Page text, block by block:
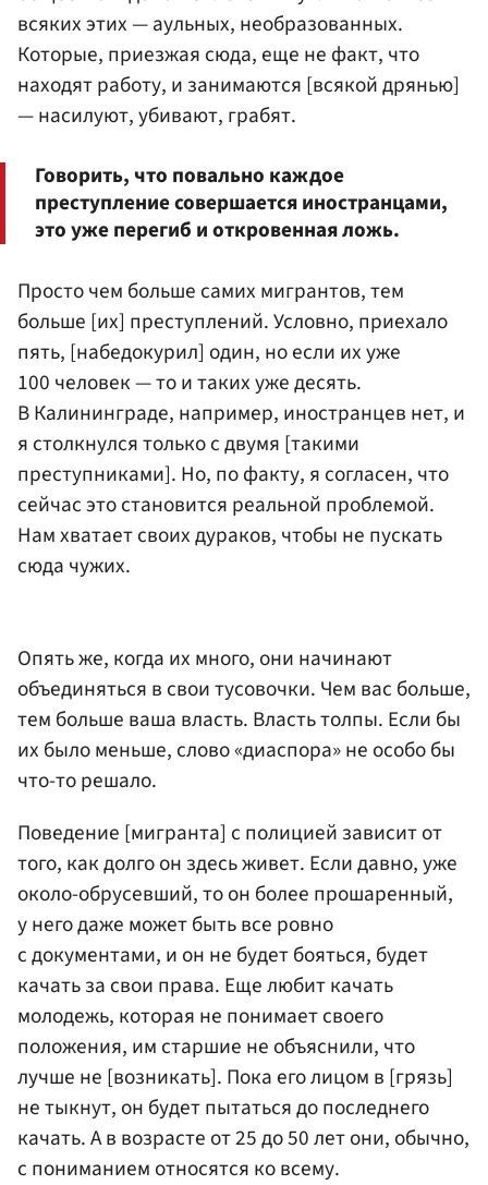
всяких этих — аульных, необразованных.
Которые, приезжая сюда, еще не факт, что
находят работу, и занимаются [всякой дрянью]
— насилуют, убивают, грабят.
Говорить, что повально каждое
преступление совершается иностранцами,
это уже перегиб и откровенная ложь.
Просто чем больше самих мигрантов, тем
больше [их] преступлений. Условно, приехало
пять, [набедокурил] один, но если их уже
100 человек — то и таких уже десять.
В Калининграде, например, иностранцев нет, и
я столкнулся только с двумя [такими
преступниками]. Но, по факту, я согласен, что
сейчас это становится реальной проблемой.
Нам хватает своих дураков, чтобы не пускать
сюда чужих.
Опять же, когда их много, они начинают
объединяться в свои тусовочки. Чем вас больше,
тем больше ваша власть. Власть толпы. Если бы
их было меньше, слово «диаспора» не особо бы
что-то решало.
Поведение [мигранта] с полицией зависит от
того, как долго он здесь живет. Если давно, уже
около-обрусевший, то он более прошаренный,
у него даже может быть все ровно
с документами, и он не будет бояться, будет
качать за свои права. Еще любит качать
молодежь, которая не понимает своего
положения, им старшие не объяснили, что
лучше не [возникать]. Пока его лицом в [грязь]
не тыкнут, он будет пытаться до последнего
качать. А в возрасте от 25 до 50 лет они, обычно,
с пониманием относятся ко всему.